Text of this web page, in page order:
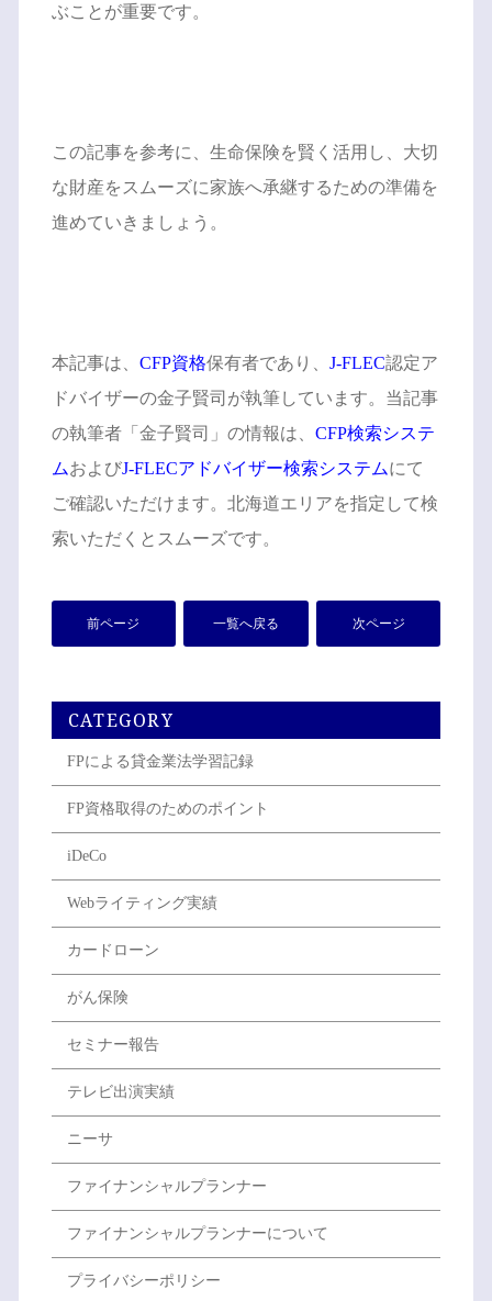
ぶことが重要です。
この記事を参考に、生命保険を賢く活用し、大切
な財産をスムーズに家族へ承継するための準備を
進めていきましょう。
本記事は、 CFP資格保有者であり、 J-FLEC認定ア
ドバイザーの金子賢司が執筆しています。当記事
の執筆者「金子賢司」の情報は、 CFP検索システ
ムおよびJ-FLECアドバイザー検索システムにて
ご確認いただけます。北海道エリアを指定して検
索いただくとスムーズです。
前ページ 一覧へ戻る 次ページ
CATEGORY
FPによる貸金業法学習記録
FP資格取得のためのポイント
iDeCo
Webライティング実績
カードローン
がん保険
セミナー報告
テレビ出演実績
ニーサ
ファイナンシャルプランナー
ファイナンシャルプランナーについて
プライバシーポリシー